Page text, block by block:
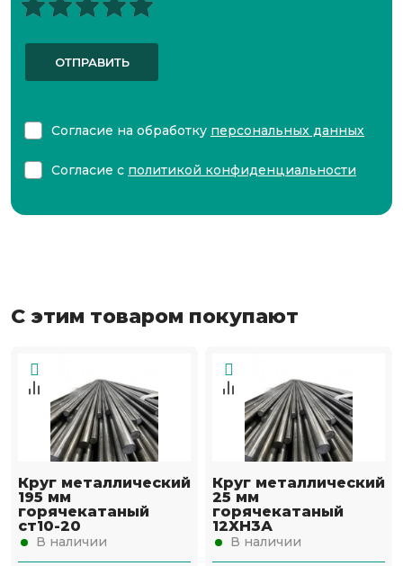
ОТПРАВИТЬ
Согласие на обработку персональных данных
Согласие с политикой конфиденциальности
С этим товаром покупают
Круг металлический
195 мм
горячекатаный
ст10-20
В наличии
Круг металлический
25 мм
горячекатаный
12ХН3А
В наличии